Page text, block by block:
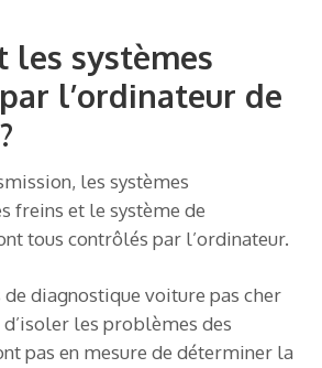
les systèmes
l’ordinateur de
les systèmes
freins et le système de
tous contrôlés par l’ordinateur.
diagnostique voiture pas cher
les problèmes des
pas en mesure de déterminer la